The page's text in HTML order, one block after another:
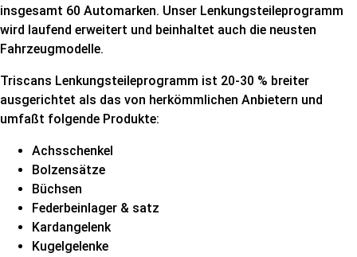
insgesamt 60 Automarken. Unser Lenkungsteileprogramm
wird laufend erweitert und beinhaltet auch die neusten
Fahrzeugmodelle.
Triscans Lenkungsteileprogramm ist 20-30 % breiter
ausgerichtet als das von herkömmlichen Anbietern und
umfaßt folgende Produkte:
Achsschenkel
Bolzensätze
Büchsen
Federbeinlager & satz
Kardangelenk
Kugelgelenke